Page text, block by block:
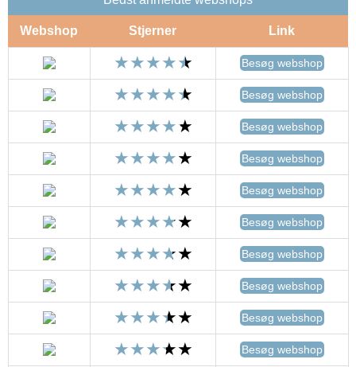
Webshop Stjerner Link
Besøg webshop
Besøg webshop
Besøg webshop
Besøg webshop
Besøg webshop
Besøg webshop
Besøg webshop
Besøg webshop
Besøg webshop
Besøg webshop